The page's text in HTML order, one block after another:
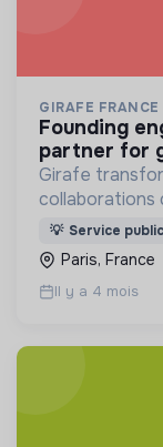
GIRAFE FRANCE
founding engineer / technical product
partner for
Girafe
territoriale.
💡 Service
Paris, France
Il y a 4 mois